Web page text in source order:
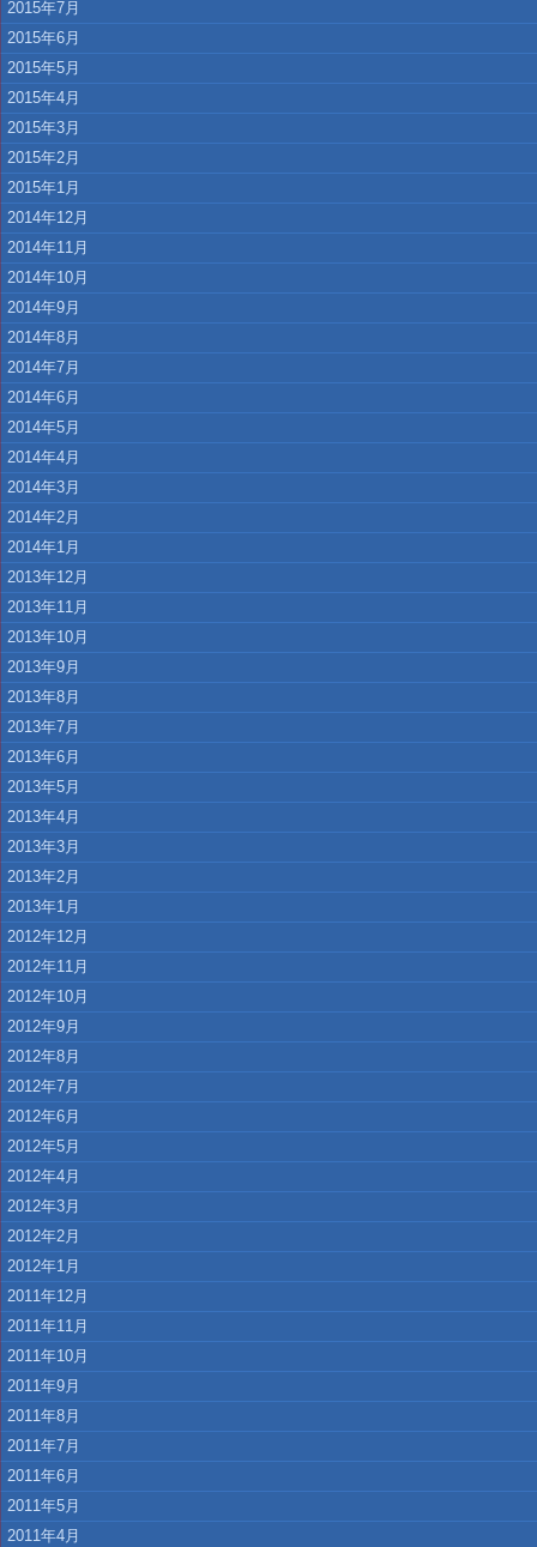
2015年7月
2015年6月
2015年5月
2015年4月
2015年3月
2015年2月
2015年1月
2014年12月
2014年11月
2014年10月
2014年9月
2014年8月
2014年7月
2014年6月
2014年5月
2014年4月
2014年3月
2014年2月
2014年1月
2013年12月
2013年11月
2013年10月
2013年9月
2013年8月
2013年7月
2013年6月
2013年5月
2013年4月
2013年3月
2013年2月
2013年1月
2012年12月
2012年11月
2012年10月
2012年9月
2012年8月
2012年7月
2012年6月
2012年5月
2012年4月
2012年3月
2012年2月
2012年1月
2011年12月
2011年11月
2011年10月
2011年9月
2011年8月
2011年7月
2011年6月
2011年5月
2011年4月